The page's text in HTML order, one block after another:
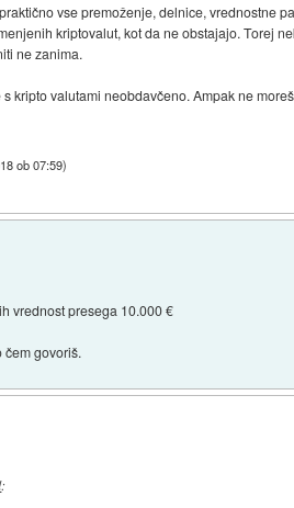
vse premoženje, delnice, vrednostne
kriptovalut, kot da ne obstajajo. Torej
ne zanima.
kripto valutami neobdavčeno. Ampak ne
ob 07:59)
vrednost presega 10.000 €
čem govoriš.
: